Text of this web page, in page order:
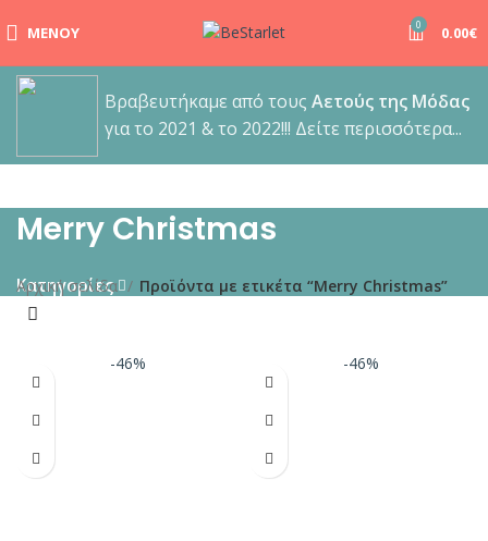
ΜΕΝΟΎ 0 0.00€
Βραβευτήκαμε από τους Αετούς της Μόδας
για το 2021 & το 2022!!! Δείτε περισσότερα...
Merry Christmas
Κατηγορίες
Αρχική σελίδα Προϊόντα με ετικέτα “Merry Christmas”
-46% -46%